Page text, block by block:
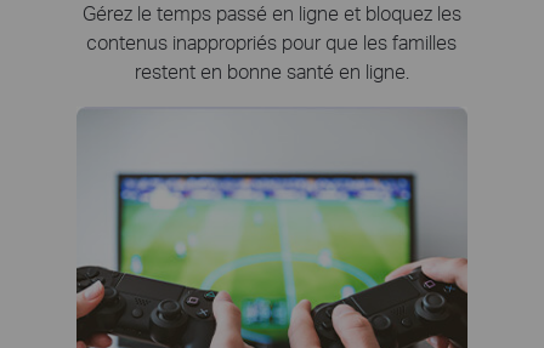
Gérez le temps passé en ligne et bloquez les
contenus inappropriés pour que les familles
restent en bonne santé en ligne.